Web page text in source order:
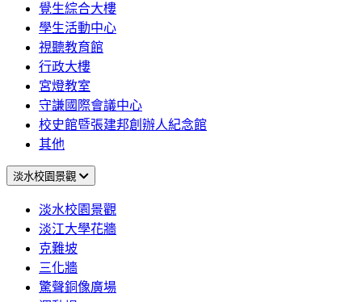
覺生綜合大樓
學生活動中心
視聽教育館
行政大樓
宮燈教室
守謙國際會議中心
校史館暨張建邦創辦人紀念館
其他
淡水校園景觀
淡水校園景觀
淡江大學花牆
克難坡
三化牆
驚聲銅像廣場